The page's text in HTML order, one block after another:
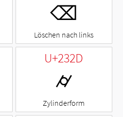
⌫
Löschen nach links
U+232D
⌭
Zylinderform